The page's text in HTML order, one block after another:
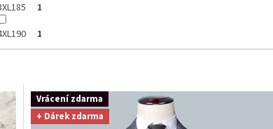
1
1
Vrácení zdarma
+ Dárek zdarma